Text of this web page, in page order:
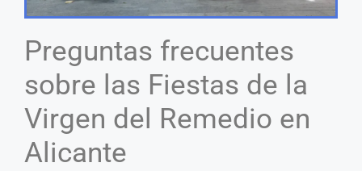
Preguntas frecuentes
sobre las Fiestas de la
Virgen del Remedio en
Alicante